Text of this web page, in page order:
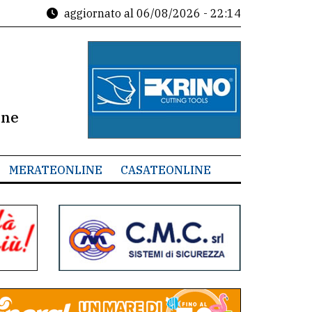
aggiornato al 06/08/2026 - 22:14
MERATEONLINE CASATEONLINE